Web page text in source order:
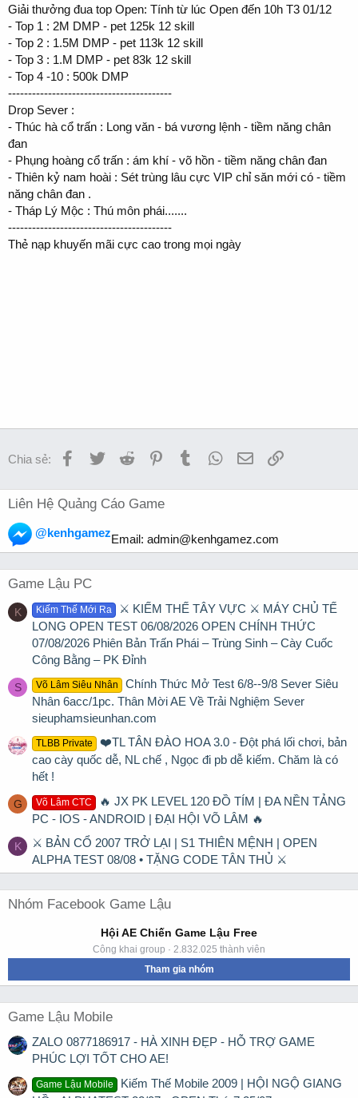
Giải thưởng đua top Open: Tính từ lúc Open đến 10h T3 01/12
- Top 1 : 2M DMP - pet 125k 12 skill
- Top 2 : 1.5M DMP - pet 113k 12 skill
- Top 3 : 1.M DMP - pet 83k 12 skill
- Top 4 -10 : 500k DMP
-----------------------------------------
Drop Sever :
- Thúc hà cổ trấn : Long văn - bá vương lệnh - tiềm năng chân
đan
- Phụng hoàng cổ trấn : ám khí - võ hồn - tiềm năng chân đan
- Thiên kỷ nam hoài : Sét trùng lâu cực VIP chỉ săn mới có - tiềm
năng chân đan .
- Tháp Lý Mộc : Thú môn phái.......
-----------------------------------------
Thẻ nạp khuyến mãi cực cao trong mọi ngày
Chia sẻ: Facebook
TwitterReddit PinterestTumblrWhatsApp
EmailLink
Liên Hệ Quảng Cáo Game
@kenhgamezEmail: admin@kenhgamez.com
Game Lậu PC
K Kiếm Thế Mới Ra
⚔️ KIẾM THẾ TÂY VỰC ⚔️ MÁY CHỦ TẾ
LONG OPEN TEST 06/08/2026 OPEN CHÍNH THỨC
07/08/2026 Phiên Bản Trấn Phái – Trùng Sinh – Cày Cuốc
Công Bằng – PK Đỉnh
S Võ Lâm Siêu Nhân
Chính Thức Mở Test 6/8--9/8 Sever Siêu
Nhân 6acc/1pc. Thân Mời AE Về Trải Nghiệm Sever
sieuphamsieunhan.com
TLBB Private
❤️TL TÂN ĐÀO HOA 3.0 - Đột phá lối chơi, bản
cao cày quốc dễ, NL chế , Ngọc đi pb dễ kiếm. Chăm là có
hết !
G Võ Lâm CTC
🔥 JX PK LEVEL 120 ĐỒ TÍM | ĐA NỀN TẢNG
PC - IOS - ANDROID | ĐẠI HỘI VÕ LÂM 🔥
K
⚔ BẢN CỔ 2007 TRỞ LẠI | S1 THIÊN MỆNH | OPEN
ALPHA TEST 08/08 • TẶNG CODE TÂN THỦ ⚔
Nhóm Facebook Game Lậu
Hội AE Chiến Game Lậu Free
Công khai group · 2.832.025 thành viên
Tham gia nhóm
Game Lậu Mobile
ZALO 0877186917 - HÀ XINH ĐẸP - HỖ TRỢ GAME
PHÚC LỢI TỐT CHO AE!
Game Lậu Mobile
Kiếm Thế Mobile 2009 | HỘI NGỘ GIANG